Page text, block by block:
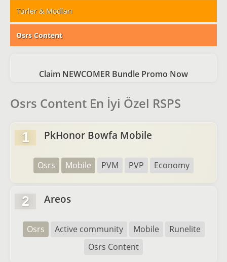
Türler & Modları
Osrs Content
Claim NEWCOMER Bundle Promo Now
Osrs Content En İyi Özel RSPS
1 PkHonor Bowfa Mobile
Osrs Mobile PVM PVP Economy
2 Areos
Osrs Active community Mobile
Runelite
Osrs Content